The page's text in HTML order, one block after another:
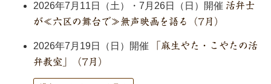
2026年7月11日（土）・7月26日（日）開催 活弁士
が≪六区の舞台で≫無声映画を語る（7月）
2026年7月19日（日）開催
「麻生やた・こやたの活
弁教室」（7月）